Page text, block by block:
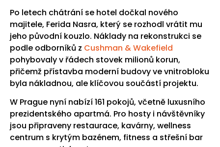
Po letech chátrání se hotel dočkal nového
majitele, Ferida Nasra, který se rozhodl vrátit mu
jeho původní kouzlo. Náklady na rekonstrukci se
podle odborníků z Cushman & Wakefield
pohybovaly v řádech stovek milionů korun,
přičemž přístavba moderní budovy ve vnitrobloku
byla nákladnou, ale klíčovou součástí projektu.
W Prague nyní nabízí 161 pokojů, včetně luxusního
prezidentského apartmá. Pro hosty i návštěvníky
jsou připraveny restaurace, kavárny, wellness
centrum s krytým bazénem, fitness a střešní bar